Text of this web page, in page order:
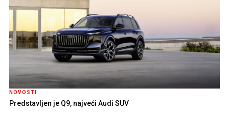
NOVOSTI
Predstavljen je Q9, najveći Audi SUV